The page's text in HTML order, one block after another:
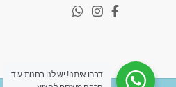
דברו איתנו! יש לנו בחנות עוד